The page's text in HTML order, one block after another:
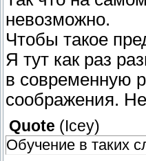
невозможно.
Чтобы такое
Я тут как раз
в современную
соображения.
Quote (Icey)
Обучение в таких